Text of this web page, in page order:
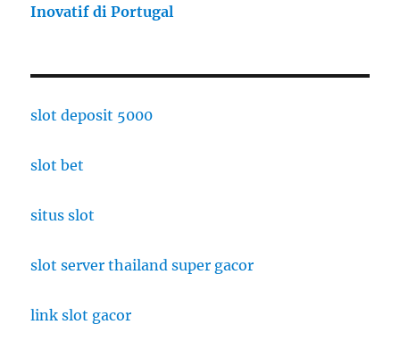
Inovatif di Portugal
slot deposit 5000
slot bet
situs slot
slot server thailand super gacor
link slot gacor